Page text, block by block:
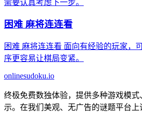
需要认真考虑下一步。
困难 麻将连连看
困难 麻将连连看 面向有经验的玩家，
序更容易让棋局变紧。
onlinesudoku.io
终极免费数独体验，提供多种游戏模
示。在我们美观、无广告的谜题平台上